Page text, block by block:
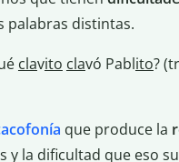
palabras distintas.
clavito clavó Pablito?
que produce la
y la dificultad que eso